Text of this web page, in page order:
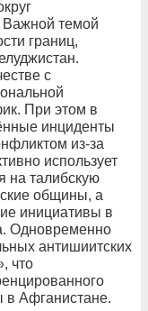
Важной темой
границ,
с
При этом в
инциденты
из-за
использует
на талибскую
общины, а
инициативы в
Одновременно
антишиитских
что
в Афганистане.